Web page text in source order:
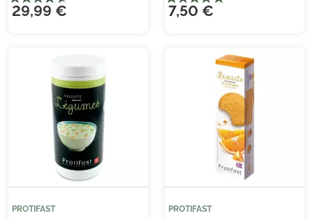
29,99 € 7,50 €
PROTIFAST PROTIFAST